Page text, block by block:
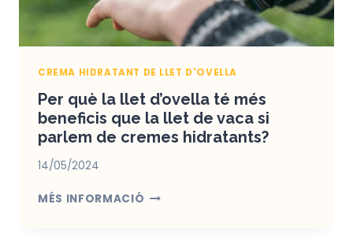
CREMA HIDRATANT DE LLET D'OVELLA
Per què la llet d’ovella té més
beneficis que la llet de vaca si
parlem de cremes hidratants?
14/05/2024
MÉS INFORMACIÓ PER